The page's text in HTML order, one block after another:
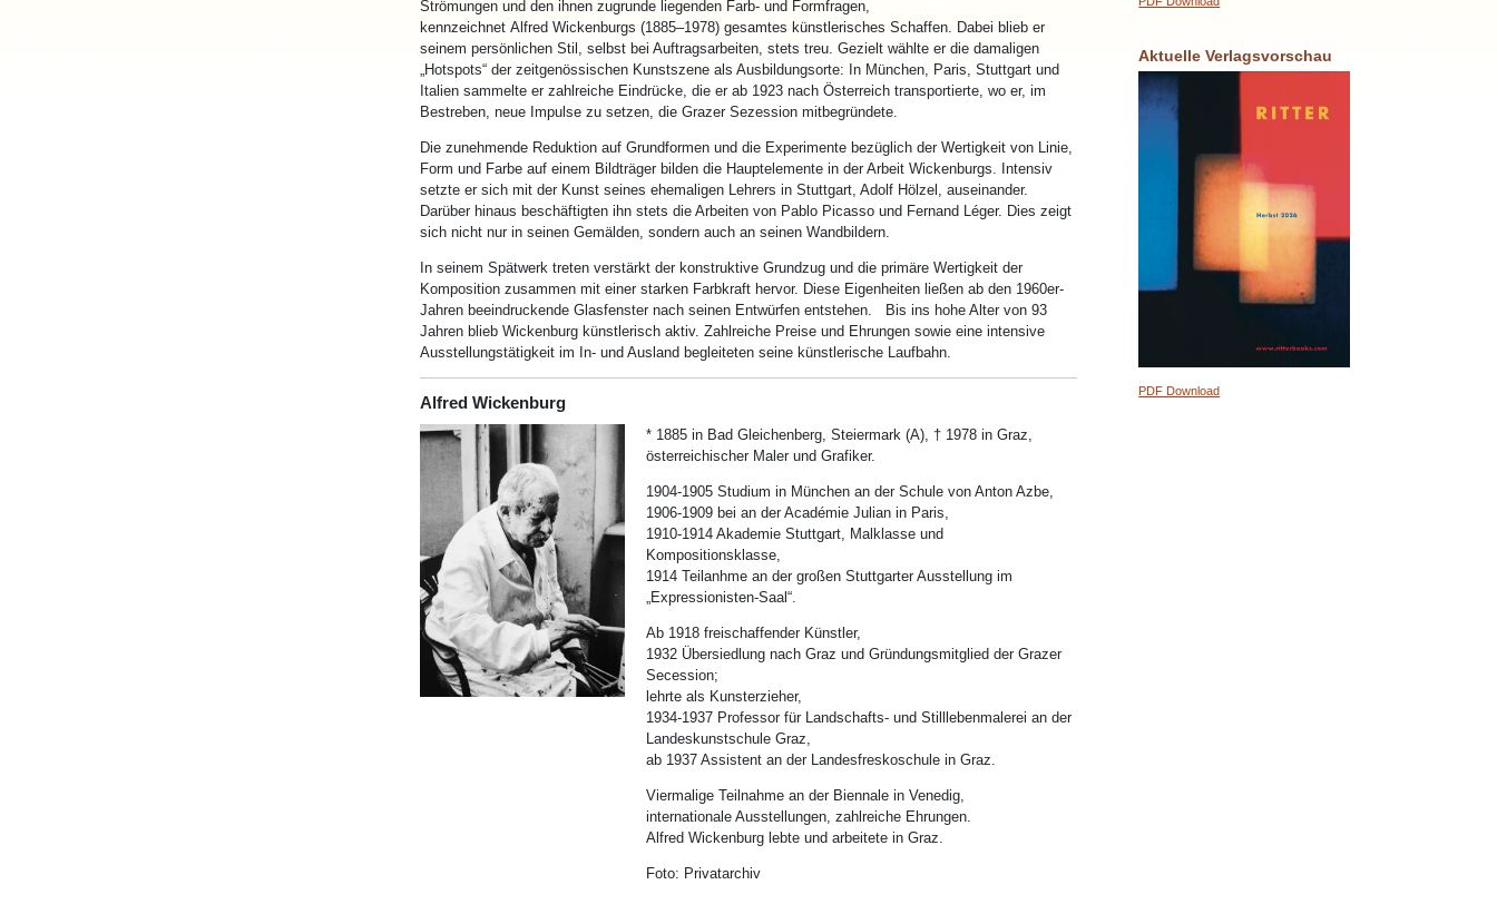
Strömungen und den ihnen zugrunde liegenden Farb- und Formfragen,
kennzeichnet Alfred Wickenburgs (1885–1978) gesamtes künstlerisches Schaffen. Dabei blieb er
seinem persönlichen Stil, selbst bei Auftragsarbeiten, stets treu. Gezielt wählte er die damaligen
„Hotspots“ der zeitgenössischen Kunstszene als Ausbildungsorte: In München, Paris, Stuttgart und
Italien sammelte er zahlreiche Eindrücke, die er ab 1923 nach Österreich transportierte, wo er, im
Bestreben, neue Impulse zu setzen, die Grazer Sezession mitbegründete.
Die zunehmende Reduktion auf Grundformen und die Experimente bezüglich der Wertigkeit von Linie,
Form und Farbe auf einem Bildträger bilden die Hauptelemente in der Arbeit Wickenburgs. Intensiv
setzte er sich mit der Kunst seines ehemaligen Lehrers in Stuttgart, Adolf Hölzel, auseinander.
Darüber hinaus beschäftigten ihn stets die Arbeiten von Pablo Picasso und Fernand Léger. Dies zeigt
sich nicht nur in seinen Gemälden, sondern auch an seinen Wandbildern.
In seinem Spätwerk treten verstärkt der konstruktive Grundzug und die primäre Wertigkeit der
Komposition zusammen mit einer starken Farbkraft hervor. Diese Eigenheiten ließen ab den 1960er-
Jahren beeindruckende Glasfenster nach seinen Entwürfen entstehen. Bis ins hohe Alter von 93
Jahren blieb Wickenburgkünstlerisch aktiv. Zahlreiche Preise und Ehrungen sowie eine intensive
Ausstellungstätigkeit im In- und Ausland begleiteten seine künstlerische Laufbahn.
Alfred Wickenburg
* 1885 in Bad Gleichenberg, Steiermark (A), † 1978 in Graz,
österreichischer Maler und Grafiker.
1904-1905 Studium in München an der Schule von Anton Azbe,
1906-1909 bei an der Académie Julian in Paris,
1910-1914 Akademie Stuttgart, Malklasse und
Kompositionsklasse,
1914 Teilanhme an der großen Stuttgarter Ausstellung im
„Expressionisten-Saal“.
Ab 1918 freischaffender Künstler,
1932 Übersiedlung nach Graz und Gründungsmitglied der Grazer
Secession;
lehrte als Kunsterzieher,
1934-1937 Professor für Landschafts- und Stilllebenmalerei an der
Landeskunstschule Graz,
ab 1937 Assistent an der Landesfreskoschule in Graz.
Viermalige Teilnahme an der Biennale in Venedig,
internationale Ausstellungen, zahlreiche Ehrungen.
Alfred Wickenburg lebte und arbeitete in Graz.
Foto: Privatarchiv
Aktuelle Verlagsvorschau
PDF Download